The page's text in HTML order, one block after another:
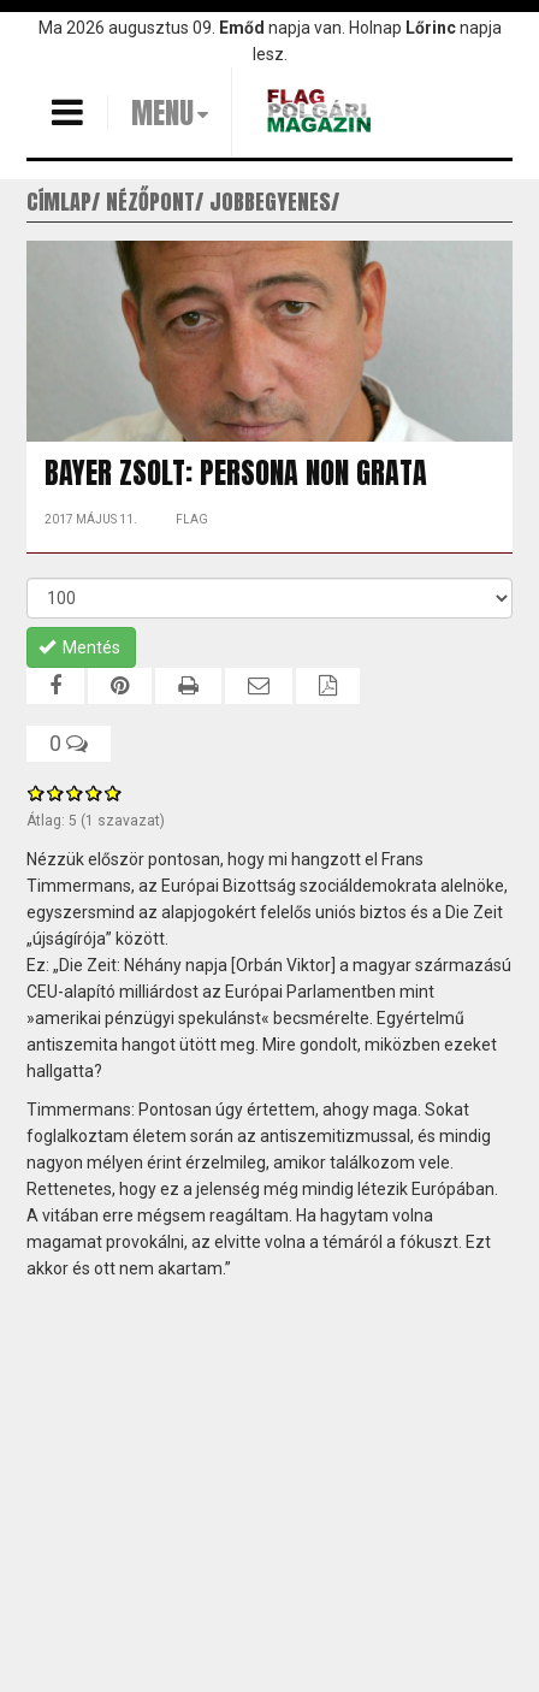
UgrásMa 2026 augusztus 09. Emőd napja van. Holnap Lőrincnapja
lesz.
MENU
CÍMLAP NÉZŐPONT JOBBEGYENES
BAYER ZSOLT: PERSONA NON GRATA
2017 MÁJUS 11. FLAG
Mentés
0
Átlag: 5 (1 szavazat)
Nézzük először pontosan, hogy mi hangzott el Frans
Timmermans, az Európai Bizottság szociáldemokrata alelnöke,
egyszersmind az alapjogokért felelős uniós biztos és a Die Zeit
„újságírója” között.
Ez: „Die Zeit: Néhány napja [Orbán Viktor] a magyar származású
CEU-alapító milliárdost az Európai Parlamentben mint
»amerikai pénzügyi spekulánst« becsmérelte. Egyértelmű
antiszemita hangot ütött meg. Mire gondolt, miközben ezeket
hallgatta?
Timmermans: Pontosan úgy értettem, ahogy maga. Sokat
foglalkoztam életem során az antiszemitizmussal, és mindig
nagyon mélyen érint érzelmileg, amikor találkozom vele.
Rettenetes, hogy ez a jelenség még mindig létezik Európában.
A vitában erre mégsem reagáltam. Ha hagytam volna
magamat provokálni, az elvitte volna a témáról a fókuszt. Ezt
akkor és ott nem akartam.”